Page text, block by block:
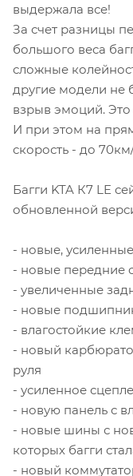
выдержала все!
За счет разницы
большого веса
сложные
другие модели не
взрыв эмоций. Это
И при этом на
скорость - до
Багги KTA К7 LE
обновленной
- новые,
- новые передние
- увеличенные
- новые
- влагостойкие
- новый
руля
- усиленное
- новую панель с
- новые шины с
которых багги
- новый